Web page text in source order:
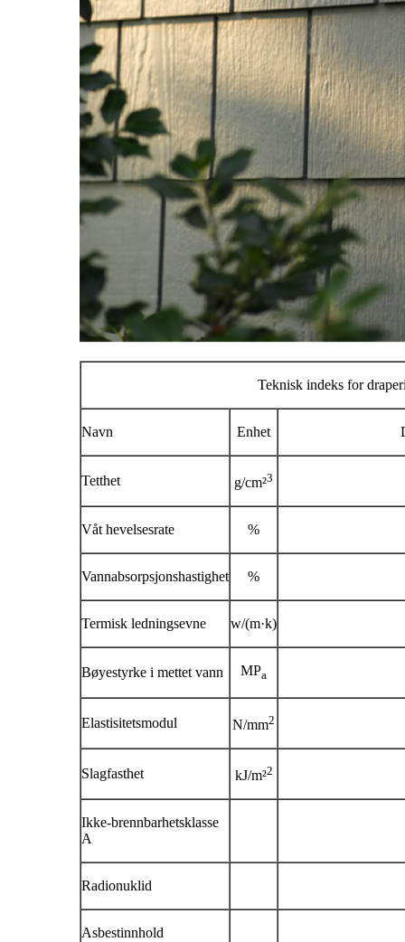
Teknisk indeks for
Navn Enhet
Tetthet g/cm²3
Våt hevelsesrate %
Vannabsorpsjonshastighet %
Termisk ledningsevne w/(m·k)
Bøyestyrke i mettet vann MPa
Elastisitetsmodul N/mm2
Slagfasthet kJ/m²2
Ikke-brennbarhetsklasse
A
Radionuklid
Asbestinnhold